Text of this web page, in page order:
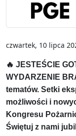
czwartek, 10 lipca
🔥 JESTEŚCIE
WYDARZENIE
tematów. Setki
możliwości i
Kongresu
Świętuj z nami